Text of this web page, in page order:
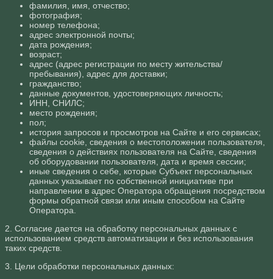
фамилия, имя, отчество;
фотография;
номер телефона;
адрес электронной почты;
дата рождения;
возраст;
адрес (адрес регистрации по месту жительства/
пребывания), адрес для доставки;
гражданство;
данные документов, удостоверяющих личность;
ИНН, СНИЛС;
место рождения;
пол;
история запросов и просмотров на Сайте и его сервисах;
файлы cookie, сведения о местоположении пользователя,
сведения о действиях пользователя на Сайте, сведения
об оборудовании пользователя, дата и время сессии;
иные сведения о себе, которые Субъект персональных
данных указывает по собственной инициативе при
направлении в адрес Оператора обращения посредством
формы обратной связи или иным способом на Сайте
Оператора.
2. Согласие дается на обработку персональных данных с
использованием средств автоматизации и без использования
таких средств.
3. Цели обработки персональных данных: